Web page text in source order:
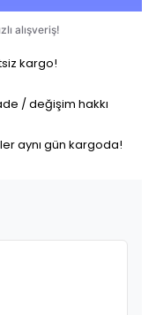
kargo!
/ değişim hakkı
aynı gün kargoda!